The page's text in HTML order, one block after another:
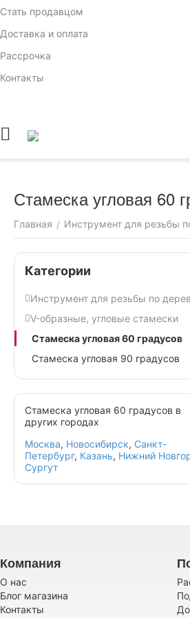
Стать продавцом
Доставка и оплата
Рассрочка
Контакты
Стамеска угловая 60
Главная / Инструмент для резьбы
Категории
Инструмент для резьбы по
V-образные, угловые стамески
Стамеска угловая 60 градусов
Стамеска угловая 90 градусов
Стамеска угловая 60 градусов в
других городах
Москва, Новосибирск, Санкт-
Петербург, Казань, Нижний
Сургут
Компания
О нас
Блог магазина
Контакты